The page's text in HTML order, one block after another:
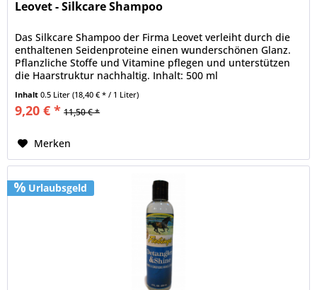
Leovet - Silkcare Shampoo
Das Silkcare Shampoo der Firma Leovet verleiht durch die
enthaltenen Seidenproteine einen wunderschönen Glanz.
Pflanzliche Stoffe und Vitamine pflegen und unterstützen
die Haarstruktur nachhaltig. Inhalt: 500 ml
Inhalt0.5 Liter(18,40 € * / 1 Liter)
9,20 € * 11,50 € *
Merken
Urlaubsgeld